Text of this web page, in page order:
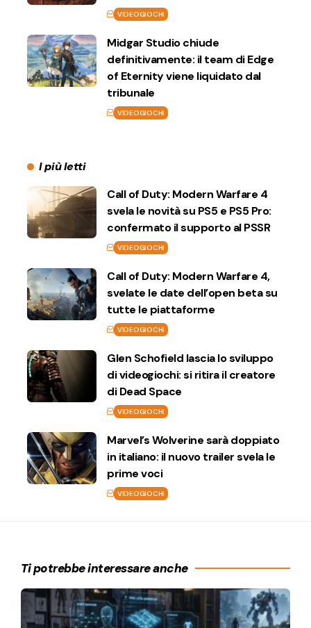
VIDEOGIOCHI
Midgar Studio chiude
definitivamente: il team di Edge
of Eternity viene liquidato dal
tribunale
VIDEOGIOCHI
I più letti
Call of Duty: Modern Warfare 4
svela le novità su PS5 e PS5 Pro:
confermato il supporto al PSSR
VIDEOGIOCHI
Call of Duty: Modern Warfare 4,
svelate le date dell’open beta su
tutte le piattaforme
VIDEOGIOCHI
Glen Schofield lascia lo sviluppo
di videogiochi: si ritira il creatore
di Dead Space
VIDEOGIOCHI
Marvel’s Wolverine sarà doppiato
in italiano: il nuovo trailer svela le
prime voci
VIDEOGIOCHI
Ti potrebbe interessare anche